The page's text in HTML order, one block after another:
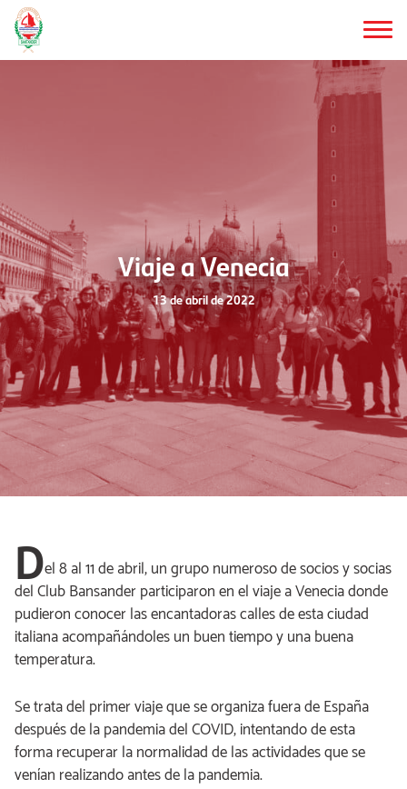
Saltar
al
contenido
Viaje a Venecia
13 de abril de 2022
Del 8 al 11 de abril, un grupo numeroso de socios y socias
del Club Bansander participaron en el viaje a Venecia donde
pudieron conocer las encantadoras calles de esta ciudad
italiana acompañándoles un buen tiempo y una buena
temperatura.
Se trata del primer viaje que se organiza fuera de España
después de la pandemia del COVID, intentando de esta
forma recuperar la normalidad de las actividades que se
venían realizando antes de la pandemia.